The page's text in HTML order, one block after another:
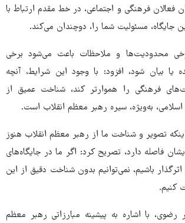
فعالان فرهنگی و اجتماعی، در خط مقدم ارتباط با
جایگاه، مسئولیت شما را، دوچندان می‌کند.
محدودیت‌ها و ملاحظات باعث می‌شود برخی
یا بیان شود، افزود: با وجود این شرایط، آنچه
فرهنگی را هموارتر کند، شناخت عمیق از
اسلامی، به‌ویژه، سیره رهبر معظم انقلاب است.
اینکه تصویر و شناخت ما از رهبر معظم انقلاب هنوز
فاصله دارد، تصریح کرد: اگر ما در جایگاه‌های
باشیم، نمی‌توانیم بدون شناخت دقیق از این
کنیم.
با اشاره به پیشینه مبارزاتی رهبر معظم